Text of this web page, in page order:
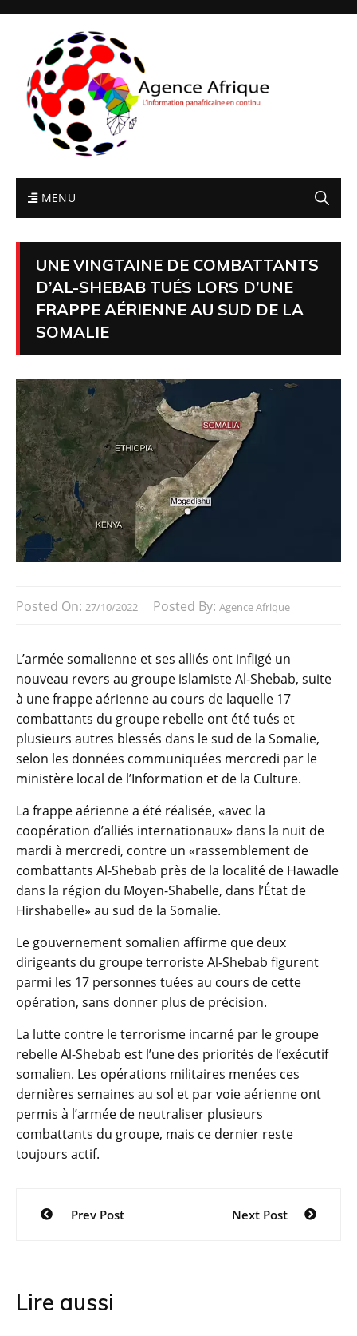
MENU
UNE VINGTAINE DE COMBATTANTS
D’AL-SHEBAB TUÉS LORS D’UNE
FRAPPE AÉRIENNE AU SUD DE LA
SOMALIE
Posted On: 27/10/2022 Posted By: Agence Afrique
L’armée somalienne et ses alliés ont infligé un
nouveau revers au groupe islamiste Al-Shebab, suite
à une frappe aérienne au cours de laquelle 17
combattants du groupe rebelle ont été tués et
plusieurs autres blessés dans le sud de la Somalie,
selon les données communiquées mercredi par le
ministère local de l’Information et de la Culture.
La frappe aérienne a été réalisée, «avec la
coopération d’alliés internationaux» dans la nuit de
mardi à mercredi, contre un «rassemblement de
combattants Al-Shebab près de la localité de Hawadle
dans la région du Moyen-Shabelle, dans l’État de
Hirshabelle» au sud de la Somalie.
Le gouvernement somalien affirme que deux
dirigeants du groupe terroriste Al-Shebab figurent
parmi les 17 personnes tuées au cours de cette
opération, sans donner plus de précision.
La lutte contre le terrorisme incarné par le groupe
rebelle Al-Shebab est l’une des priorités de l’exécutif
somalien. Les opérations militaires menées ces
dernières semaines au sol et par voie aérienne ont
permis à l’armée de neutraliser plusieurs
combattants du groupe, mais ce dernier reste
toujours actif.
Navigation
Prev Post Next Post
Lire aussi